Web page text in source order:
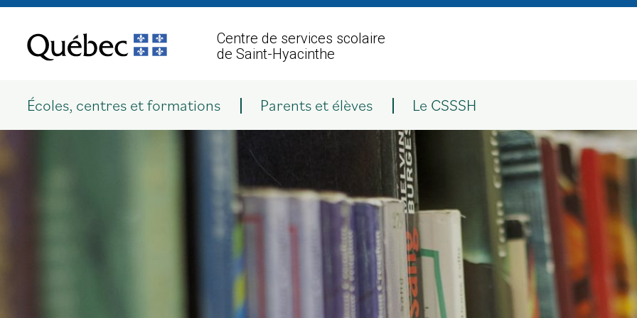
contenu
Centre de services scolaire
de Saint-Hyacinthe
Écoles, centres et formations Parents et élèves Le CSSSH